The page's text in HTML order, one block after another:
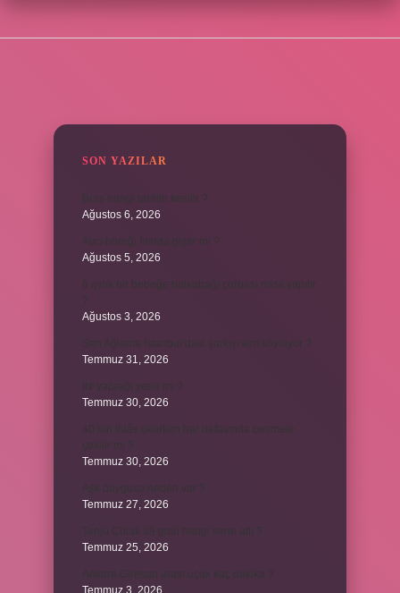
SON YAZILAR
Burs hangi tarihte kesilir ?
Ağustos 6, 2026
Avcı böreği fırında pişer mi ?
Ağustos 5, 2026
6 aylık bir bebeğe balkabağı çorbası nasıl yapılır
?
Ağustos 3, 2026
Sen Ağlama İstanbul’daki şarkıyı kim söylüyor ?
Temmuz 31, 2026
Itır yaprağı yenir mi ?
Temmuz 30, 2026
40 bin İhlâs okurken her defasında besmele
Temmuz 30, 2026
Temmuz 27, 2026
Temmuz 25, 2026
Temmuz 3, 2026